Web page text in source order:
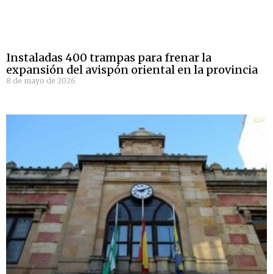
Instaladas 400 trampas para frenar la
expansión del avispón oriental en la provincia
8 de mayo de 2026